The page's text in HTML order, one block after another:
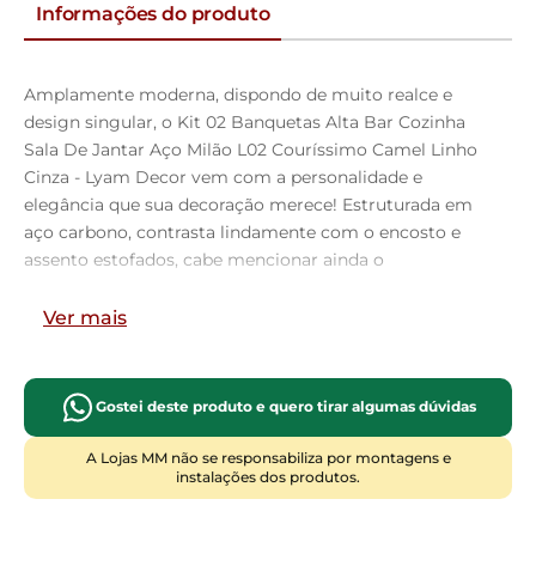
Informações do produto
Amplamente moderna, dispondo de muito realce e
design singular, o Kit 02 Banquetas Alta Bar Cozinha
Sala De Jantar Aço Milão L02 Couríssimo Camel Linho
Cinza - Lyam Decor vem com a personalidade e
elegância que sua decoração merece! Estruturada em
aço carbono, contrasta lindamente com o encosto e
assento estofados, cabe mencionar ainda o
assento em Linho, é confeccionada por materiais de
Possui altura ideal, garantindo o encaixe perfeito no
ambiente, otimizando seu espaço e promovendo
máximo conforto. Pode ser disposta em bancada,
cozinha americana, área gourmet ou home bar, as
Ver mais
Gostei deste produto e quero tirar algumas dúvidas
A Lojas MM não se responsabiliza por montagens e
instalações dos produtos.